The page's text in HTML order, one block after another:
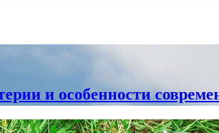
и особенности